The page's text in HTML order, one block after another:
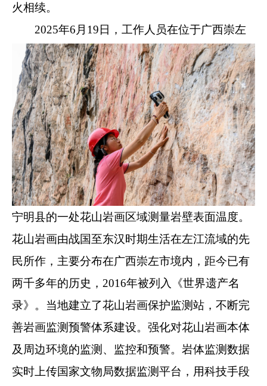
火相续。
2025年6月19日，工作人员在位于广西崇左
宁明县的一处花山岩画区域测量岩壁表面温度。
花山岩画由战国至东汉时期生活在左江流域的先
民所作，主要分布在广西崇左市境内，距今已有
两千多年的历史，2016年被列入《世界遗产名
录》。当地建立了花山岩画保护监测站，不断完
善岩画监测预警体系建设。强化对花山岩画本体
及周边环境的监测、监控和预警。岩体监测数据
实时上传国家文物局数据监测平台，用科技手段